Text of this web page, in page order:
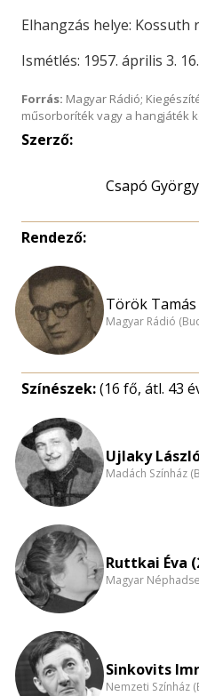
Elhangzás helye: Kossuth
Ismétlés: 1957. április 3.
Forrás: Magyar Rádió;
műsorboríték vagy a hangjáték
Szerző:
Csapó György
Rendező:
Török Tamás
Magyar Rádió
Színészek:(16 fő, átl. 43
Ujlaky
Madách Színház
Ruttkai Éva
Magyar
Sinkovits
Nemzeti Színház